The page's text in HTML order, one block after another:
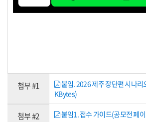
첨부 #1
붙임. 2026 제주 장단편 시나
KBytes)
첨부 #2 붙임1. 접수 가이드(공모전 페